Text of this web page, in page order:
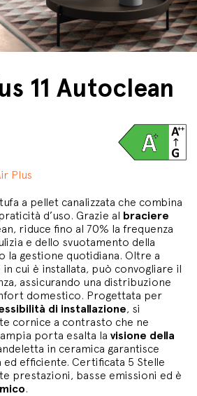
11 Autoclean
Plus
a pellet canalizzata che combina
d’uso. Grazie al braciere
riduce fino al 70% la frequenza
e dello svuotamento della
la gestione quotidiana. Oltre a
in cui è installata, può convogliare il
assicurando una distribuzione
domestico. Progettata per
di installazione, si
cornice a contrasto che ne
porta esalta la visione della
in ceramica garantisce
ed efficiente. Certificata 5 Stelle
prestazioni, basse emissioni ed è
.